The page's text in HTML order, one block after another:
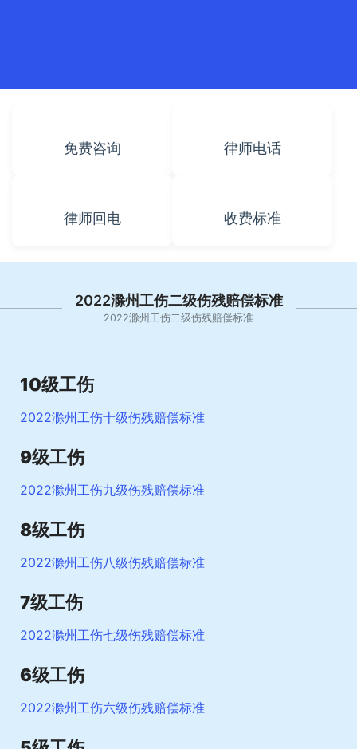
免费咨询 律师电话
律师回电 收费标准
2022滁州工伤二级伤残赔偿标准
2022滁州工伤二级伤残赔偿标准
10级工伤
2022滁州工伤十级伤残赔偿标准
9级工伤
2022滁州工伤九级伤残赔偿标准
8级工伤
2022滁州工伤八级伤残赔偿标准
7级工伤
2022滁州工伤七级伤残赔偿标准
6级工伤
2022滁州工伤六级伤残赔偿标准